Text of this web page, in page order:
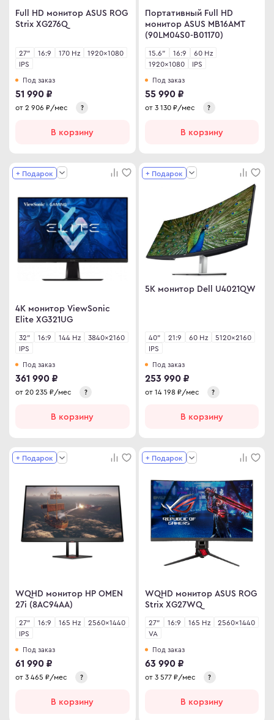
заказ
Full HD монитор ASUS ROG
Strix XG276Q
27" 16:9 170 Hz
1920×1080
IPS
Под заказ
51 990 ₽
от 2 906 ₽/мес ?
В корзину
Портативный Full HD
монитор ASUS MB16AMT
(90LM04S0-B01170)
15.6" 16:9
60 Hz
1920×1080
IPS
Под заказ
55 990 ₽
от 3 130₽/мес ?
В корзину
+ Подарок
4K монитор ViewSonic
Elite XG321UG
32" 16:9 144 Hz
3840×2160
IPS
Под заказ
361 990 ₽
от 20 235 ₽/мес ?
В корзину
+ Подарок
5K монитор Dell U4021QW
40" 21:9 60 Hz
5120×2160
IPS
Под заказ
253 990 ₽
от 14 198₽/мес ?
В корзину
+ Подарок
WQHD монитор HP OMEN
27i (8AC94AA)
27" 16:9 165 Hz
2560×1440
IPS
Под заказ
61 990 ₽
от 3 465 ₽/мес ?
В корзину
+ Подарок
WQHD монитор ASUS ROG
Strix XG27WQ
27" 16:9 165 Hz
2560×1440
VA
Под заказ
63 990 ₽
от 3 577₽/мес ?
В корзину